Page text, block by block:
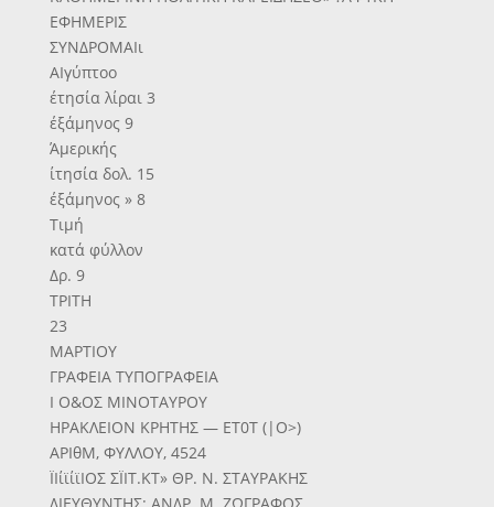
ΕΦΗΜΕΡΙΣ
ΣΥΝΔΡΟΜΑΙι
ΑΙγύπτοο
έτησία λίραι 3
έξάμηνος 9
Άμερικής
ίτησία δολ. 15
έξάμηνος » 8
Τιμή
κατά φύλλον
Δρ. 9
ΤΡΙΤΗ
23
ΜΑΡΤΙΟΥ
ΓΡΑΦΕΙΑ ΤΥΠΟΓΡΑΦΕΙΑ
Ι Ο&ΟΣ ΜΙΝΟΤΑΥΡΟΥ
ΗΡΑΚΛΕΙΟΝ ΚΡΗΤΗΣ — ΕΤ0Τ (|Ο>)
ΑΡΙθΜ, ΦΥΛΛΟΥ, 4524
ΪΙίϊίϊΙΟΣ ΣΪΙΤ.ΚΤ» ΘΡ. Ν. ΣΤΑΥΡΑΚΗΣ